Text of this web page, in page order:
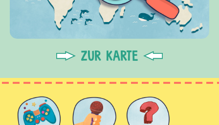
ZUR KARTE